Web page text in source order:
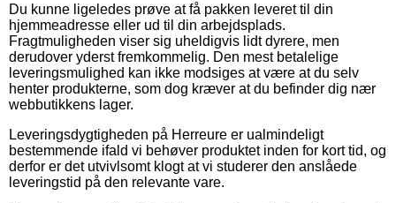
Du kunne ligeledes prøve at få pakken leveret til din
hjemmeadresse eller ud til din arbejdsplads.
Fragtmuligheden viser sig uheldigvis lidt dyrere, men
derudover yderst fremkommelig. Den mest betalelige
leveringsmulighed kan ikke modsiges at være at du selv
henter produkterne, som dog kræver at du befinder dig nær
webbutikkens lager.
Leveringsdygtigheden på Herreure er ualmindeligt
bestemmende ifald vi behøver produktet inden for kort tid, og
derfor er det utvivlsomt klogt at vi studerer den anslåede
leveringstid på den relevante vare.